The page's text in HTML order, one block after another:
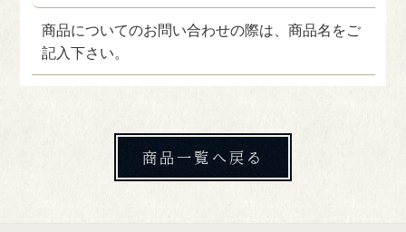
商品についてのお問い合わせの際は、商品名をご
記入下さい。
商品一覧へ戻る